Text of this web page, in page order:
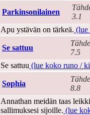
Parkinsonilainen
3.1
Apu ystävän on tärkeä. (lue
Se sattuu
7.5
Se sattuu (lue koko runo /
Sophia
8.8
Annathan meidän taas
sallimuksesi sijoille. (lue